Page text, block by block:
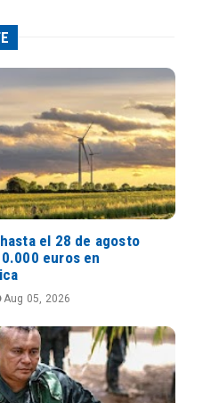
el 28 de agosto
euros en
Aug 05, 2026